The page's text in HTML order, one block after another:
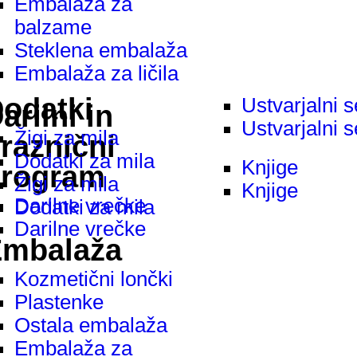
balzame
Steklena embalaža
Embalaža za ličila
in
Darilne vrečke
Darilne vrečke
Žigi za mila
Dodatki za mila
Žigi za mila
Dodatki za mila
Kozmetični lončki
Plastenke
Ostala embalaža
Embalaža za
Ustvarjalni
Ustvarjalni
Knjige
Knjige